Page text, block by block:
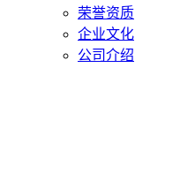
荣誉资质
企业文化
公司介绍